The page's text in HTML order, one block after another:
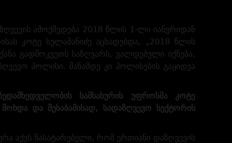
ამოქმედება 2018 წლის 1-ლი იანვრიდან
კოტე სულამანიძე აცხადებდა, „2018 წლის
გადმოკვეთს საზღვარს, ვალდებული იქნება,
პოლისი. მანამდე კი პოლისების გაყიდვა
სამსახურის უფროსმა კოტე
მოხდა და შესაბამისად, სადაზღვევო სექტორის
აქვს ჩასატარებელი, რომ ერთიანი დაზღვევის